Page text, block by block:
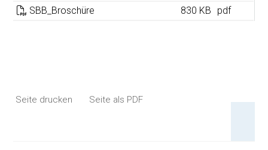
SBB_Broschüre
830 KB pdf
Seite drucken Seite als PDF